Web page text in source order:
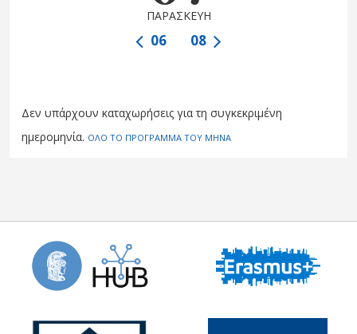
ΠΑΡΑΣΚΕΥΗ
08
06
Δεν υπάρχουν καταχωρήσεις για τη συγκεκριμένη
ημερομηνία. ΟΛΟ ΤΟ ΠΡΟΓΡΑΜΜΑ ΤΟΥ ΜΗΝΑ